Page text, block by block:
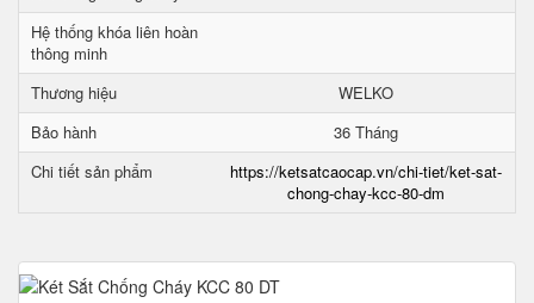
Hệ thống khóa liên hoàn
thông minh
Thương hiệu
WELKO
Bảo hành
36 Tháng
Chi tiết sản phẩm
https://ketsatcaocap.vn/chi-tiet/ket-sat-
chong-chay-kcc-80-dm